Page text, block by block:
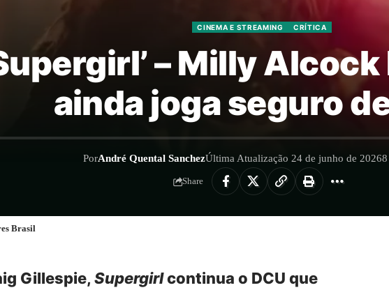
CINEMA E STREAMING CRÍTICA
– Milly
ainda joga seguro
PorAndré Quental SanchezÚltima Atualização 24 de junho de 2026
Share
Brasil
Gillespie, Supergirlcontinua o DCU que